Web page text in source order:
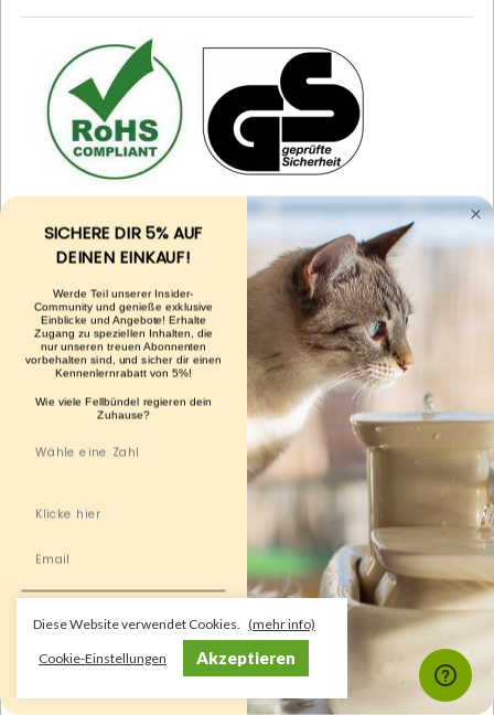
Ihre Sicherheit und die Ihrer Katze ist uns enorm wichtig. Die
Pumpe in diesem Brunnen wurde deshalb von sechs
unabhängigen Organisationen geprüft: RoHS,
Diese Website verwendet Cookies. (mehr info)
Cookie-Einstellungen Akzeptieren
SICHERE DIR 5% AUF
DEINEN EINKAUF!
Werde Teil unserer Insider-
Community und genieße exklusive
Einblicke und Angebote! Erhalte
Zugang zu speziellen Inhalten, die
nur unseren treuen Abonnenten
vorbehalten sind, und sicher dir einen
Kennenlernrabatt von 5%!
Wie viele Fellbündel regieren dein
Zuhause?
JA ICH MÖCHTE 5%
RABATT